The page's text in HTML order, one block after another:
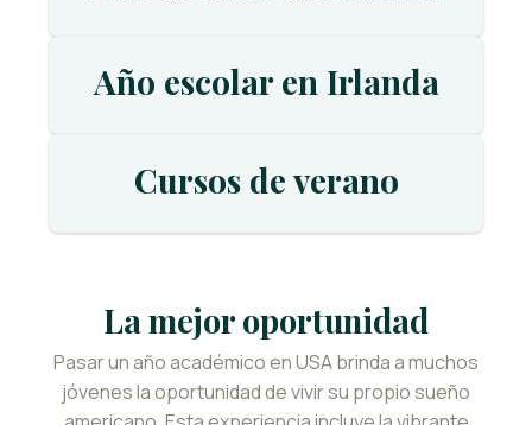
Año escolar en Irlanda
Cursos de verano
La mejor oportunidad
Pasar un año académico en USA brinda a muchos
jóvenes la oportunidad de vivir su propio sueño